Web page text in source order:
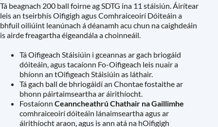
Tá beagnach 200 ball foirne ag SDTG ina 11 stáisiún. Áirítear
leis an tseirbhís Oifigigh agus Comhraiceoirí Dóiteáin a
bhfuil oiliúint leanúnach á déanamh acu chun na caighdeáin
is airde freagartha éigeandála a choinneáil.
Tá Oifigeach Stáisiúin i gceannas ar gach briogáid
dóiteáin, agus tacaíonn Fo-Oifigeach leis nuair a
bhíonn an tOifigeach Stáisiúin as láthair.
Tá gach ball de bhriogáidí an Chontae fostaithe ar
bhonn páirtaimseartha ar áirithíocht.
Fostaíonn Ceanncheathrú Chathair na Gaillimhe
comhraiceoirí dóiteáin lánaimseartha agus ar
áirithíocht araon, agus is ann atá na hOifigigh